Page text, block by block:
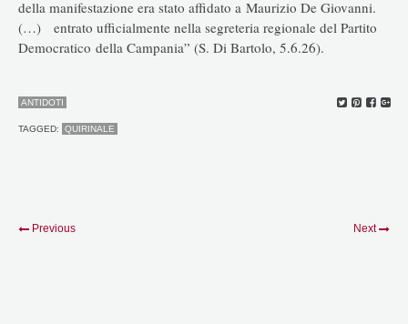
della manifestazione era stato affidato a Maurizio De Giovanni.
(…) entrato ufficialmente nella segreteria regionale del Partito
Democratico della Campania” (S. Di Bartolo, 5.6.26).
ANTIDOTI
TAGGED: QUIRINALE
Previous Next